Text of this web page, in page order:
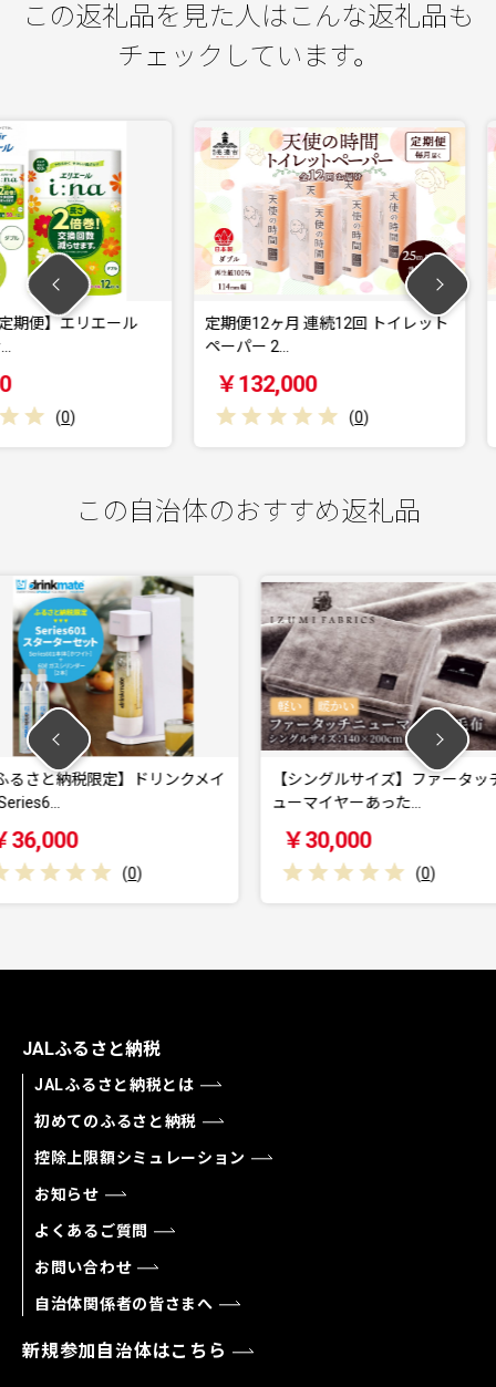
この返礼品を見た人はこんな返礼品も
チェックしています。
エール
定期便12ヶ月 連続12回 トイレット
ペーパー 2…
￥132,000
(0)
定期便 6
この自治体のおすすめ返礼品
リンクメイ
【シングルサイズ】ファータッチニ
ューマイヤーあった…
0)
AKRacing
JALふるさと納税
JALふるさと納税とは
初めてのふるさと納税
控除上限額シミュレーション
お知らせ
よくあるご質問
お問い合わせ
自治体関係者の皆さまへ
新規参加自治体はこちら